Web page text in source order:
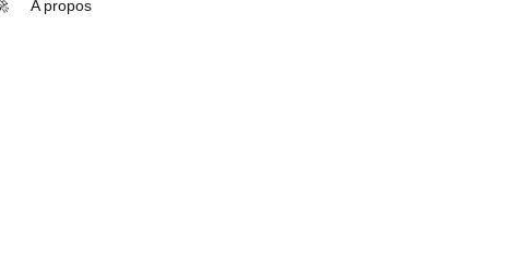
A propos